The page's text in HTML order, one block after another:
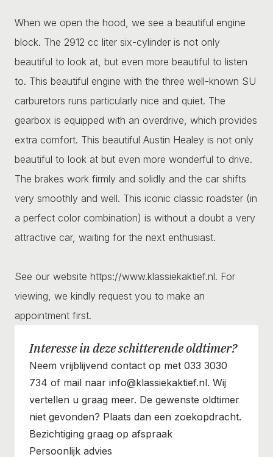
When we open the hood, we see a beautiful engine
block. The 2912 cc liter six-cylinder is not only
beautiful to look at, but even more beautiful to listen
to. This beautiful engine with the three well-known SU
carburetors runs particularly nice and quiet. The
gearbox is equipped with an overdrive, which provides
extra comfort. This beautiful Austin Healey is not only
beautiful to look at but even more wonderful to drive.
The brakes work firmly and solidly and the car shifts
very smoothly and well. This iconic classic roadster (in
a perfect color combination) is without a doubt a very
attractive car, waiting for the next enthusiast.
See our website https://www.klassiekaktief.nl. For
viewing, we kindly request you to make an
appointment first.
Interesse in deze schitterende oldtimer?
Neem vrijblijvend contact op met 033 3030
734 of mail naar info@klassiekaktief.nl. Wij
vertellen u graag meer. De gewenste oldtimer
niet gevonden? Plaats dan een zoekopdracht.
Bezichtiging graag op afspraak
Persoonlijk advies